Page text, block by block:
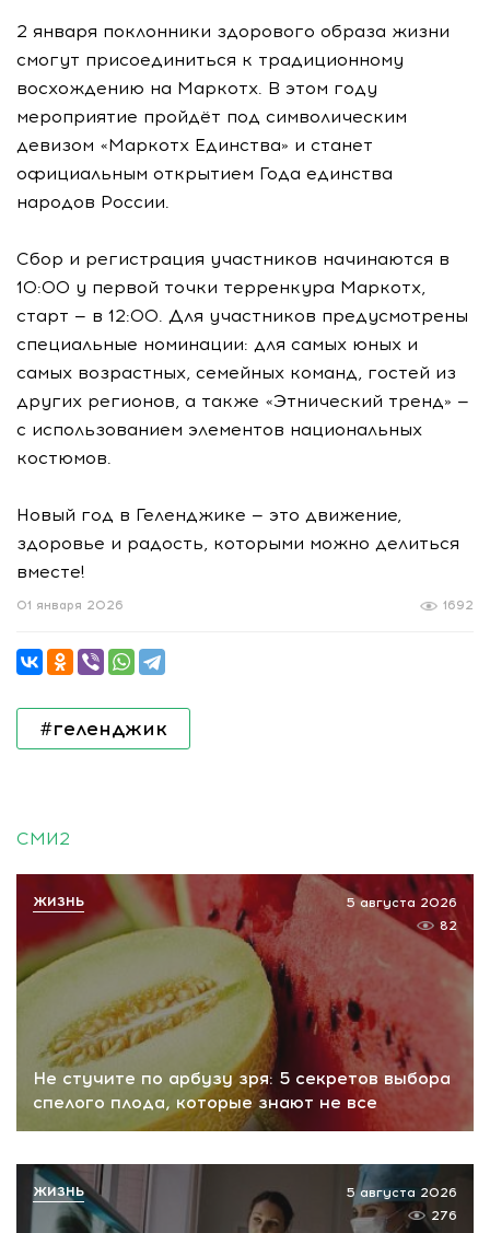
2 января поклонники здорового образа жизни
смогут присоединиться к традиционному
восхождению на Маркотх. В этом году
мероприятие пройдёт под символическим
девизом «Маркотх Единства» и станет
официальным открытием Года единства
народов России.
Сбор и регистрация участников начинаются в
10:00 у первой точки терренкура Маркотх,
старт — в 12:00. Для участников предусмотрены
специальные номинации: для самых юных и
самых возрастных, семейных команд, гостей из
других регионов, а также «Этнический тренд» —
с использованием элементов национальных
костюмов.
Новый год в Геленджике — это движение,
здоровье и радость, которыми можно делиться
вместе!
1692
01 января 2026
#геленджик
СМИ2
Не стучите по арбузу зря: 5 секретов выбора
спелого плода, которые знают не все
5 августа 2026
82
ЖИЗНЬ
5 августа 2026
276
ЖИЗНЬ